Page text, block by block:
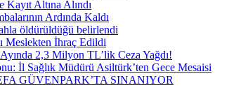
Kayıt Altına Alındı
Ardında Kaldı
öldürüldüğü belirlendi
Meslekten İhraç Edildi
2,3 Milyon TL’lik Ceza Yağdı!
İl Sağlık Müdürü Asiltürk’ten Gece Mesaisi
GÜVENPARK’TA SINANIYOR